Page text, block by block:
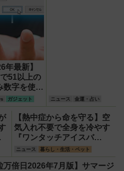
年最新】
51以上の
数字を使い
ら「囲い文
作る
】
ガジェット ニュース 金運・占い
【熱中症から命を守る】空
気入れ不要で全身を冷やす
『ワンタッチアイスバ
ス』。子どもたちのスポー
ツ現場に1台置くべき理由
ニュース 暮らし・生活・ペット
万倍日2026年7月版】サマージ